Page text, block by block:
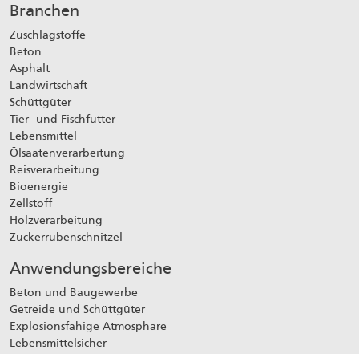
Branchen
Zuschlagstoffe
Beton
Asphalt
Landwirtschaft
Schüttgüter
Tier- und Fischfutter
Lebensmittel
Ölsaatenverarbeitung
Reisverarbeitung
Bioenergie
Zellstoff
Holzverarbeitung
Zuckerrübenschnitzel
Anwendungsbereiche
Beton und Baugewerbe
Getreide und Schüttgüter
Explosionsfähige Atmosphäre
Lebensmittelsicher